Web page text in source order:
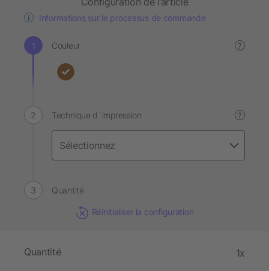
Informations sur le processus de commande
Couleur ?
Technique d´impression ?
Quantité
Réinitialiser la configuration
Quantité 1x